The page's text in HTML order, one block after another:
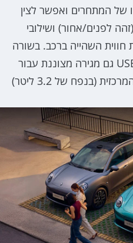
של המתחרים ואפשר לצין
לפנים/אחור) ושילובי
השהייה ברכב. בשורה
השנייה נמצא מעבר לשקעי USB גם מגירה מצוננת עבור
(בנפח של 3.2 ליטר)